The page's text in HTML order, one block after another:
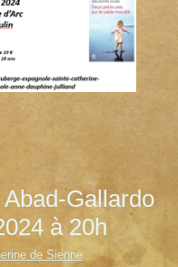
Gallardo
à 20h
de Sienne